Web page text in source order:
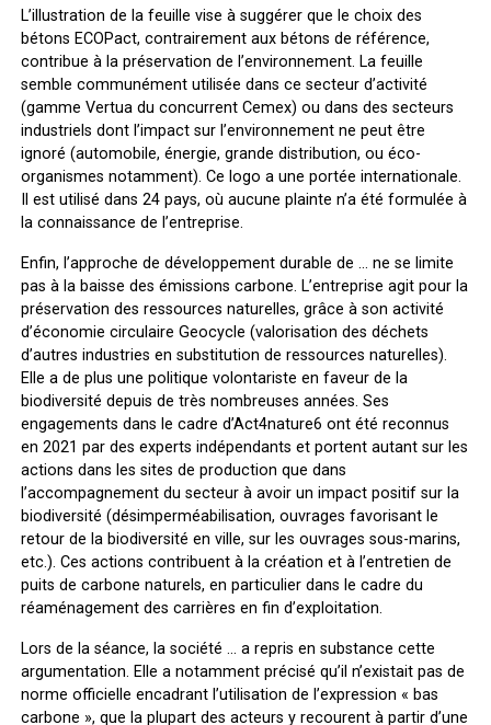
L’illustration de la feuille vise à suggérer que le choix des
bétons ECOPact, contrairement aux bétons de référence,
contribue à la préservation de l’environnement. La feuille
semble communément utilisée dans ce secteur d’activité
(gamme Vertua du concurrent Cemex) ou dans des secteurs
industriels dont l’impact sur l’environnement ne peut être
ignoré (automobile, énergie, grande distribution, ou éco-
organismes notamment). Ce logo a une portée internationale.
Il est utilisé dans 24 pays, où aucune plainte n’a été formulée à
la connaissance de l’entreprise.
Enfin, l’approche de développement durable de … ne se limite
pas à la baisse des émissions carbone. L’entreprise agit pour la
préservation des ressources naturelles, grâce à son activité
d’économie circulaire Geocycle (valorisation des déchets
d’autres industries en substitution de ressources naturelles).
Elle a de plus une politique volontariste en faveur de la
biodiversité depuis de très nombreuses années. Ses
engagements dans le cadre d’Act4nature6 ont été reconnus
en 2021 par des experts indépendants et portent autant sur les
actions dans les sites de production que dans
l’accompagnement du secteur à avoir un impact positif sur la
biodiversité (désimperméabilisation, ouvrages favorisant le
retour de la biodiversité en ville, sur les ouvrages sous-marins,
etc.). Ces actions contribuent à la création et à l’entretien de
puits de carbone naturels, en particulier dans le cadre du
réaménagement des carrières en fin d’exploitation.
Lors de la séance, la société … a repris en substance cette
argumentation. Elle a notamment précisé qu’il n’existait pas de
norme officielle encadrant l’utilisation de l’expression « bas
carbone », que la plupart des acteurs y recourent à partir d’une